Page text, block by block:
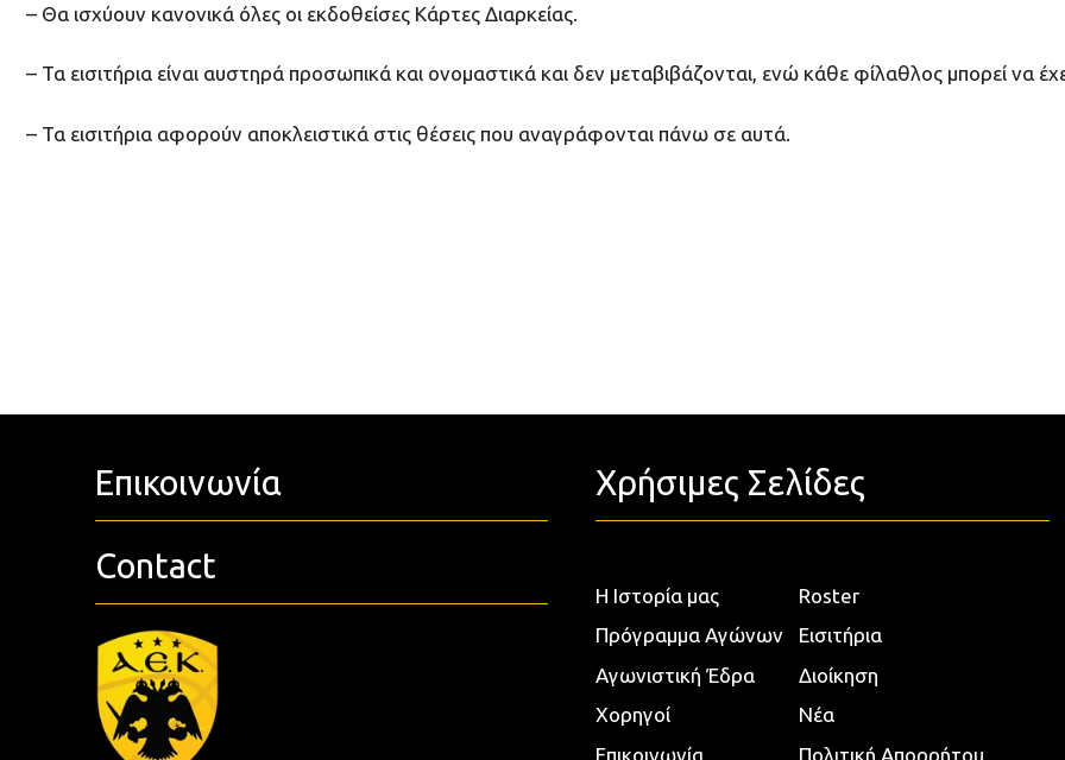
– Θα ισχύουν κανονικά όλες οι εκδοθείσες Κάρτες Διαρκείας.
– Τα εισιτήρια είναι αυστηρά προσωπικά και ονομαστικά και δεν μεταβιβάζονται, ενώ κάθε φίλαθλος μπορεί να
– Τα εισιτήρια αφορούν αποκλειστικά στις θέσεις που αναγράφονται πάνω σε αυτά.
Επικοινωνία
Contact
Χρήσιμες Σελίδες
Η Ιστορία μας
Roster
Πρόγραμμα Αγώνων
Εισιτήρια
Αγωνιστική Έδρα
Διοίκηση
Χορηγοί
Νέα
Επικοινωνία
Πολιτική Απορρήτου